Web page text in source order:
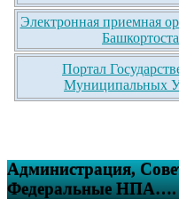
Электронная приемная
Портал
Муниципальных
Администрация,
Федеральные НПА….